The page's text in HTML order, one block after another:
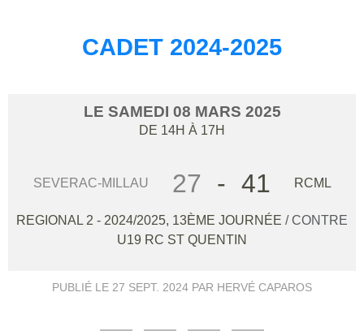
CADET 2024-2025
LE SAMEDI 08 MARS 2025
DE 14H À 17H
SEVERAC-MILLAU 27 - 41 RCML
REGIONAL 2 - 2024/2025, 13ÈME JOURNÉE / CONTRE
U19 RC ST QUENTIN
PUBLIÉ LE 27 SEPT. 2024 PAR HERVÉ CAPAROS